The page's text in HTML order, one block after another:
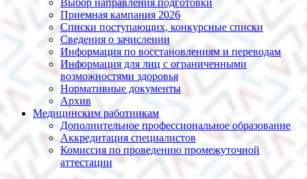
Выбор направления подготовки
Приемная кампания 2026
Списки поступающих, конкурсные списки
Сведения о зачислении
Информация по восстановлениям и переводам
Информация для лиц с ограниченными
возможностями здоровья
Нормативные документы
Архив
Медицинским работникам
Дополнительное профессиональное образование
Аккредитация специалистов
Комиссия по проведению промежуточной
аттестации